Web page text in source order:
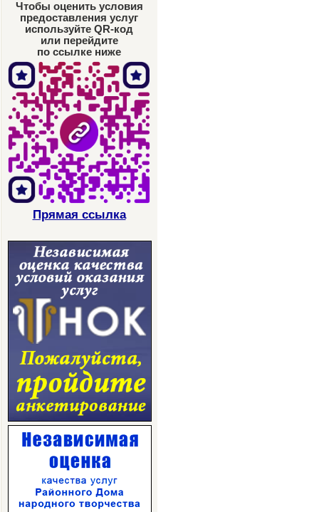
Чтобы оценить условия
предоставления услуг
используйте QR-код
или перейдите
по ссылке ниже
Прямая ссылка